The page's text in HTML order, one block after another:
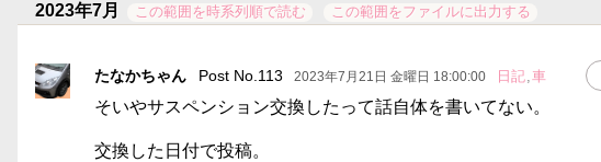
2023年7月 この範囲を時系列順で読む この範囲をファイルに出力する
たなかちゃん Post No.113 2023年7月21日 金曜日 18:00:00 日記,車
そいやサスペンション交換したって話自体を書いてない。
交換した日付で投稿。